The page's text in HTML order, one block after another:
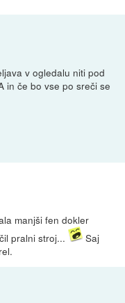
v ogledalu niti pod
in če bo vse po sreči se
manjši fen dokler
pralni stroj...
Saj